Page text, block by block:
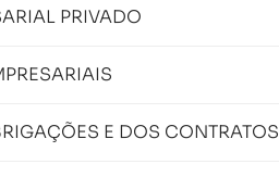
PRIVADO
E DOS CONTRATOS